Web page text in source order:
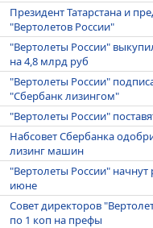
Президент Татарстана и
"Вертолетов России"
"Вертолеты России"
на 4,8 млрд руб
"Вертолеты России"
"Сбербанк лизингом"
"Вертолеты России"
Набсовет Сбербанка
лизинг машин
"Вертолеты России"
июне
Совет директоров
по 1 коп на префы